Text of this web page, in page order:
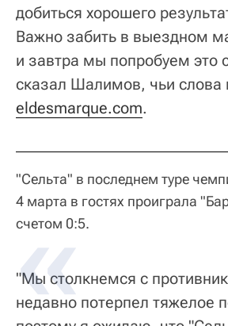
добиться хорошего
Важно забить в выездном
и завтра мы попробуем это
сказал Шалимов, чьи слова
eldesmarque.com.
"Сельта" в последнем туре
4 марта в гостях проиграла
счетом 0:5.
"Мы столкнемся с
недавно потерпел тяжелое